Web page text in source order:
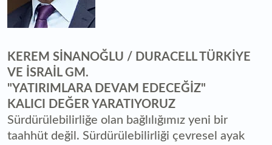
KEREM SİNANOĞLU / DURACELL TÜRKİYE
VE İSRAİL GM.
"YATIRIMLARA DEVAM EDECEĞİZ"
KALICI DEĞER YARATIYORUZ
Sürdürülebilirliğe olan bağlılığımız yeni bir
taahhüt değil. Sürdürülebilirliği çevresel ayak